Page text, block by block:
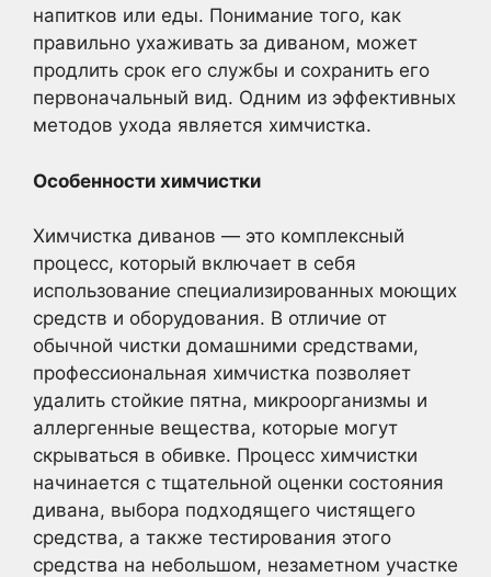
напитков или еды. Понимание того, как
правильно ухаживать за диваном, может
продлить срок его службы и сохранить его
первоначальный вид. Одним из эффективных
методов ухода является химчистка.
Особенности химчистки
Химчистка диванов — это комплексный
процесс, который включает в себя
использование специализированных моющих
средств и оборудования. В отличие от
обычной чистки домашними средствами,
профессиональная химчистка позволяет
удалить стойкие пятна, микроорганизмы и
аллергенные вещества, которые могут
скрываться в обивке. Процесс химчистки
начинается с тщательной оценки состояния
дивана, выбора подходящего чистящего
средства, а также тестирования этого
средства на небольшом, незаметном участке